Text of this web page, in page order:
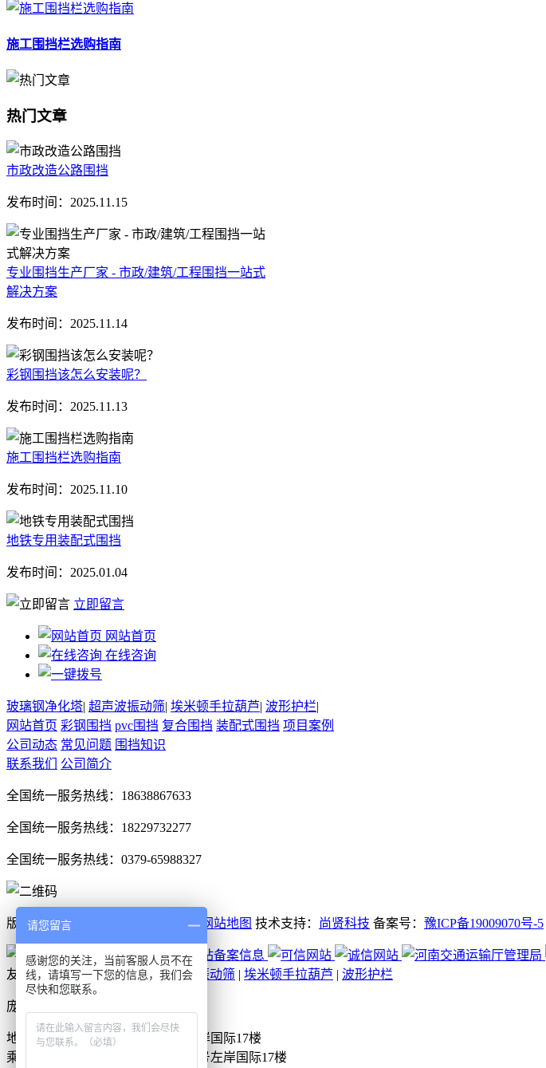
施工围挡栏选购指南
热门文章
市政改造公路围挡
发布时间： 2025.11.15
专业围挡生产厂家 - 市政/建筑/工程围挡一站式
解决方案
发布时间： 2025.11.14
彩钢围挡该怎么安装呢？
发布时间： 2025.11.13
施工围挡栏选购指南
发布时间： 2025.11.10
地铁专用装配式围挡
发布时间： 2025.01.04
立即留言
网站首页
在线咨询
玻璃钢净化塔| 超声波振动筛| 埃米顿手拉葫芦| 波形护栏|
网站首页 彩钢围挡 pvc围挡 复合围挡 装配式围挡 项目案例
公司动态 常见问题 围挡知识
联系我们
公司简介
全国统一服务热线：18638867633
全国统一服务热线：18229732277
全国统一服务热线：0379-65988327
版权所有：庞景实业洛阳围挡厂家 网站地图 技术支持： 尚贤科技 备案号： 豫ICP备19009070号-5
友情链接： 玻璃钢净化塔 超声波振动筛 | 埃米顿手拉葫芦 | 波形护栏
庞景实业洛阳围挡厂家
地址：洛阳市洛龙区美茵街16号左岸国际17楼
乘车路线：洛阳市洛龙区美茵街16号左岸国际17楼
请您留言
感谢您的关注，当前客服人员不在
线，请填写一下您的信息，我们会
尽快和您联系。